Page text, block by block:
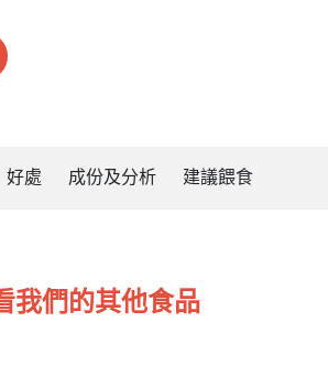
好處 成份及分析 建議餵食
我們的其他食品